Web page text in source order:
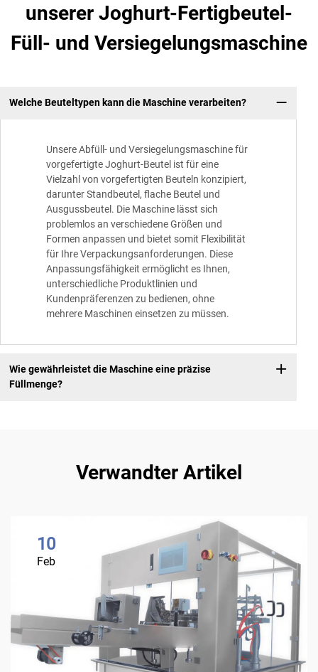
unserer Joghurt-Fertigbeutel-
Füll- und Versiegelungsmaschine
Welche Beuteltypen kann die Maschine verarbeiten?
Unsere Abfüll- und Versiegelungsmaschine für
vorgefertigte Joghurt-Beutel ist für eine
Vielzahl von vorgefertigten Beuteln konzipiert,
darunter Standbeutel, flache Beutel und
Ausgussbeutel. Die Maschine lässt sich
problemlos an verschiedene Größen und
Formen anpassen und bietet somit Flexibilität
für Ihre Verpackungsanforderungen. Diese
Anpassungsfähigkeit ermöglicht es Ihnen,
unterschiedliche Produktlinien und
Kundenpräferenzen zu bedienen, ohne
mehrere Maschinen einsetzen zu müssen.
Wie gewährleistet die Maschine eine präzise
Füllmenge?
Verwandter Artikel
10
Feb